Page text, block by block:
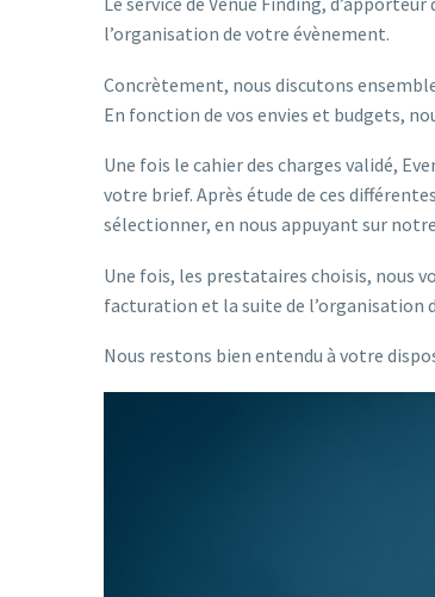
l’organisation de votre évènement.
Concrètement, nous discutons
En fonction de vos envies et budgets,
Une fois le cahier des charges validé,
votre brief. Après étude de ces
sélectionner, en nous appuyant sur
Une fois, les prestataires choisis, nous
facturation et la suite de l’organisation
Nous restons bien entendu à votre